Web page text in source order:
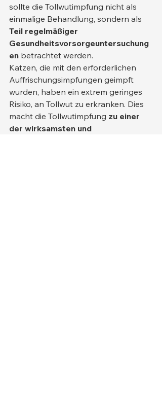
sollte die Tollwutimpfung nicht als
einmalige Behandlung, sondern als
Teil regelmäßiger
Gesundheitsvorsorgeuntersuchung
en betrachtet werden.
Katzen, die mit den erforderlichen
Auffrischungsimpfungen geimpft
wurden, haben ein extrem geringes
Risiko, an Tollwut zu erkranken. Dies
macht die Tollwutimpfung zu einer
der wirksamsten und